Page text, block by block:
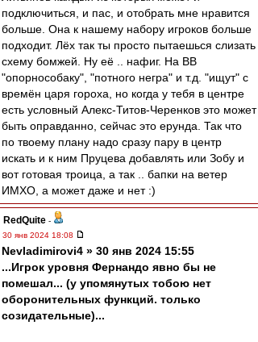
подключиться, и пас, и отобрать мне нравится
больше. Она к нашему набору игроков больше
подходит. Лёх так ты просто пытаешься слизать
схему бомжей. Ну её .. нафиг. На ВВ
"опорнособаку", "потного негра" и т.д. "ищут" с
времён царя гороха, но когда у тебя в центре
есть условный Алекс-Титов-Черенков это может
быть оправданно, сейчас это ерунда. Так что
по твоему плану надо сразу пару в центр
искать и к ним Пруцева добавлять или Зобу и
вот готовая троица, а так .. бапки на ветер
ИМХО, а может даже и нет :)
RedQuite -
30 янв 2024 18:08
Nevladimirovi4 » 30 янв 2024 15:55
...Игрок уровня Фернандо явно бы не
помешал... (у упомянутых тобою нет
оборонительных функций. только
созидательные)...